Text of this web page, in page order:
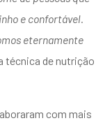
e confortável.
eternamente
técnica de nutrição
com mais